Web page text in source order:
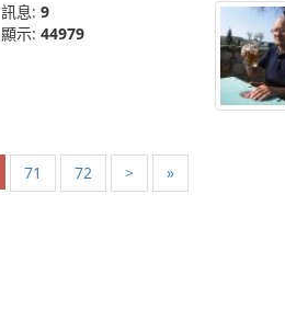
訊息: 9
顯示: 44979
71 72 > »